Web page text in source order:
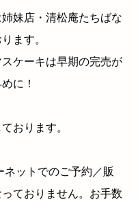
妹店・清松庵たちばな
ます。
ケーキは早期の完売が
に！
おります。
ットでのご予約／販
ておりません。お手数